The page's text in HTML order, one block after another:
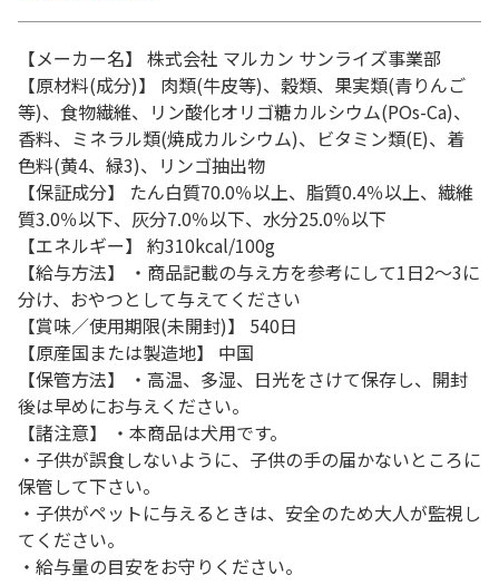
【メーカー名】 株式会社 マルカン サンライズ事業部
【原材料(成分)】 肉類(牛皮等)、穀類、果実類(青りんご
等)、食物繊維、リン酸化オリゴ糖カルシウム(POs-Ca)、
香料、ミネラル類(焼成カルシウム)、ビタミン類(E)、着
色料(黄4、緑3)、リンゴ抽出物
【保証成分】 たん白質70.0％以上、脂質0.4％以上、繊維
質3.0％以下、灰分7.0％以下、水分25.0％以下
【エネルギー】 約310kcal/100g
【給与方法】 ・商品記載の与え方を参考にして1日2～3に
分け、おやつとして与えてください
【賞味／使用期限(未開封)】 540日
【原産国または製造地】 中国
【保管方法】 ・高温、多湿、日光をさけて保存し、開封
後は早めにお与えください。
【諸注意】 ・本商品は犬用です。
・子供が誤食しないように、子供の手の届かないところに
保管して下さい。
・子供がペットに与えるときは、安全のため大人が監視し
てください。
・給与量の目安をお守りください。